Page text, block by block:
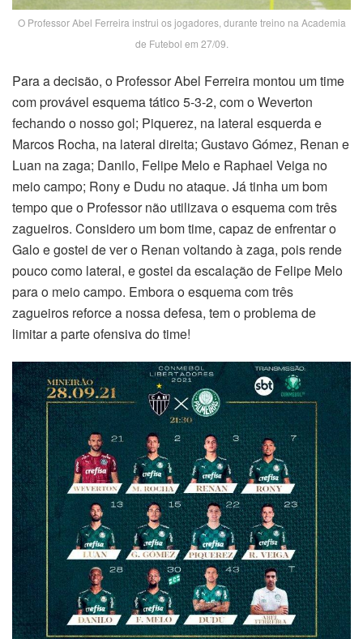
O Professor Abel Ferreira instrui os jogadores, durante treino na Academia
de Futebol em 27/09.
Para a decisão, o Professor Abel Ferreira montou um time
com provável esquema tático 5-3-2, com o Weverton
fechando o nosso gol; Piquerez, na lateral esquerda e
Marcos Rocha, na lateral direita; Gustavo Gómez, Renan e
Luan na zaga; Danilo, Felipe Melo e Raphael Veiga no
meio campo; Rony e Dudu no ataque. Já tinha um bom
tempo que o Professor não utilizava o esquema com três
zagueiros. Considero um bom time, capaz de enfrentar o
Galo e gostei de ver o Renan voltando à zaga, pois rende
pouco como lateral, e gostei da escalação de Felipe Melo
para o meio campo. Embora o esquema com três
zagueiros reforce a nossa defesa, tem o problema de
limitar a parte ofensiva do time!